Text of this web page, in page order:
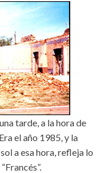
tarde, a la hora de
el año 1985, y la
a esa hora, refleja lo